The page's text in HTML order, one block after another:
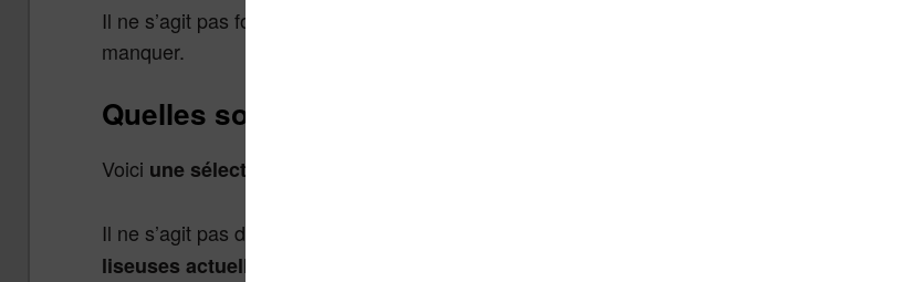
Il ne s’agit pas forcément des meilleures liseuses mais il s’agit des offres spéciales à ne pas
manquer.
Quelles sont les liseuses du moment ?
Voici une sélection des principales liseuses existantes sur le marché
Il ne s’agit pas d’une sélection exhaustive, mais plutôt une sélection des principaux
liseuses actuelles et des plus populaires (celles qui se vendent le mieux et qui sont